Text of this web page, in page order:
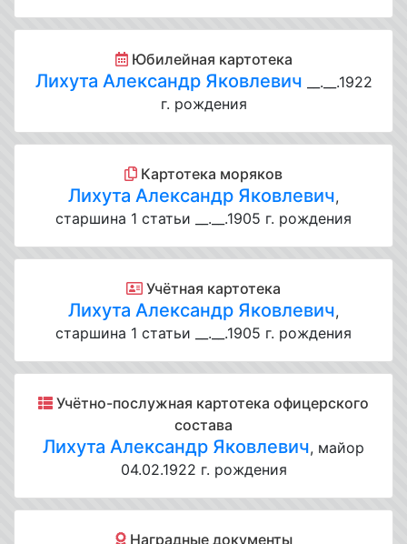
Юбилейная картотека
Лихута Александр Яковлевич __.__.1922
г. рождения
Картотека моряков
Лихута Александр Яковлевич,
старшина 1 статьи __.__.1905 г. рождения
Учётная картотека
Лихута Александр Яковлевич,
старшина 1 статьи __.__.1905 г. рождения
Учётно-послужная картотека офицерского
состава
Лихута Александр Яковлевич, майор
04.02.1922 г. рождения
Наградные документы